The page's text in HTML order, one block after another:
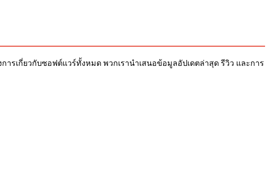
ารเกี่ยวกับซอฟต์แวร์ทั้งหมด พวกเรานำเสนอข้อมูลอัปเดตล่าสุด รีวิว และการ